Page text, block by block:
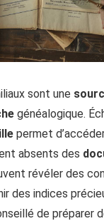
sont une
généalogique.
permet
absents des
révéler des
des indices
de préparer